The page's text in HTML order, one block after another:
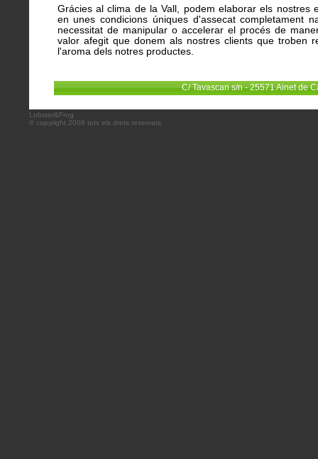
Grácies al clima de la Vall, podem elaborar els nostres
en unes condicions úniques d'assecat completament
necessitat de manipular o accelerar el procés de
valor afegit que donem als nostres clients que troben
l'aroma dels notres productes.
C/ Tavascan s/n - 25571 Ainet de
Lobster&Frog
© copyright 2008 tots els drets reservats.